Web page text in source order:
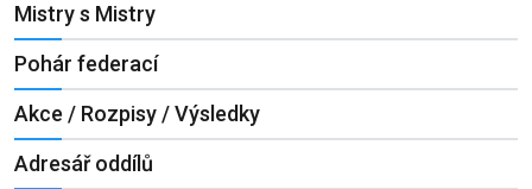
Mistry s Mistry
Pohár federací
Akce / Rozpisy / Výsledky
Adresář oddílů